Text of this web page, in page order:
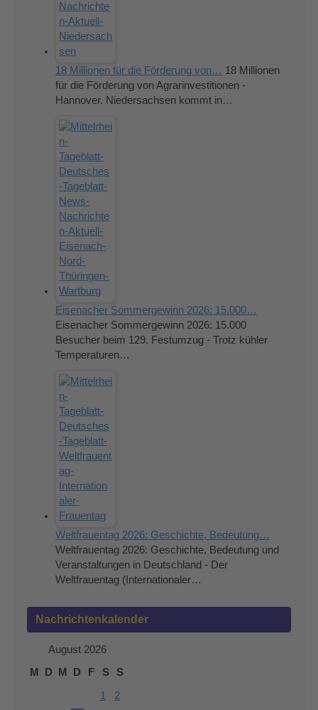
18 Millionen für die Förderung von… 18 Millionen
für die Förderung von Agrarinvestitionen -
Hannover. Niedersachsen kommt in…
Eisenacher Sommergewinn 2026: 15.000…
Eisenacher Sommergewinn 2026: 15.000
Besucher beim 129. Festumzug - Trotz kühler
Temperaturen…
Weltfrauentag 2026: Geschichte, Bedeutung…
Weltfrauentag 2026: Geschichte, Bedeutung und
Veranstaltungen in Deutschland - Der
Weltfrauentag (Internationaler…
Nachrichtenkalender
August 2026
M
D M D F S S
1 2